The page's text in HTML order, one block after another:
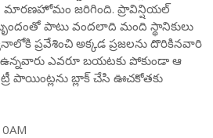
జరిగింది. ప్రావిన్షియల్
పాటు వందలాది మంది స్థానికులు
ప్రవేశించి అక్కడ ప్రజలను దొరికినవారి
ఉన్నవారు ఎవరూ బయటకు పోకుండా ఆ
పాయింట్లను బ్లాక్ చేసి ఊచకోతకు